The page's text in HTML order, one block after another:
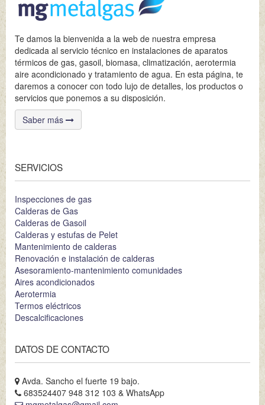
Te damos la bienvenida a la web de nuestra empresa
dedicada al servicio técnico en instalaciones de aparatos
térmicos de gas, gasoil, biomasa, climatización, aerotermia
aire acondicionado y tratamiento de agua. En esta página, te
daremos a conocer con todo lujo de detalles, los productos o
servicios que ponemos a su disposición.
Saber más
SERVICIOS
Inspecciones de gas
Calderas de Gas
Calderas de Gasoil
Calderas y estufas de Pelet
Mantenimiento de calderas
Renovación e instalación de calderas
Asesoramiento-mantenimiento comunidades
Aires acondicionados
Aerotermia
Termos eléctricos
Descalcificaciones
DATOS DE CONTACTO
Avda. Sancho el fuerte 19 bajo.
683524407 948 312 103 & WhatsApp